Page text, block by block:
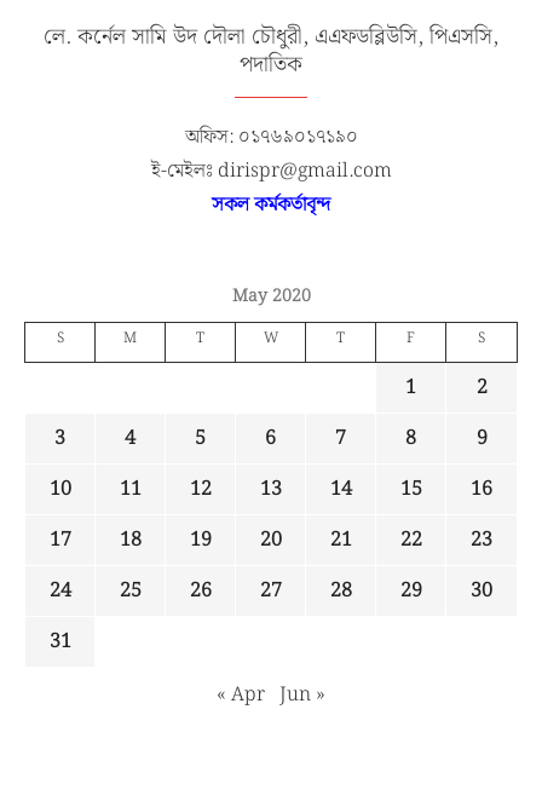
লে. কর্নেল সামি উদ দৌলা চৌধুরী, এএফডব্লিউসি, পিএসসি,
পদাতিক
অফিস: ০১৭৬৯০১৭১৯০
ই-মেইলঃ dirispr@gmail.com
সকল কর্মকর্তাবৃন্দ
May 2020
S M T W T F S
1
2
3
4 5 6 7 8
9
10
11 12 13 14 15
16
17
18 19 20 21 22
23
24
25 26 27 28 29
30
31
« Apr Jun »